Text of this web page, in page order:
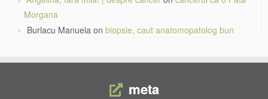
Morgana
Burlacu Manuela on biopsie, caut anatomopatolog bun
meta